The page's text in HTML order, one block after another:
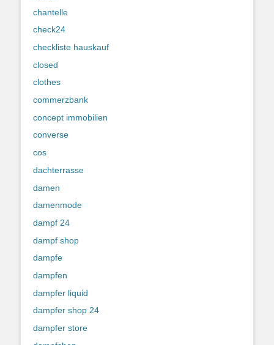
chantelle
check24
checkliste hauskauf
closed
clothes
commerzbank
concept immobilien
converse
cos
dachterrasse
damen
damenmode
dampf 24
dampf shop
dampfe
dampfen
dampfer liquid
dampfer shop 24
dampfer store